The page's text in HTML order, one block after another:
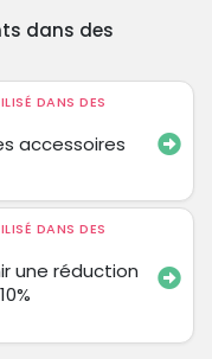
dans des
DANS DES
accessoires
DANS DES
une réduction